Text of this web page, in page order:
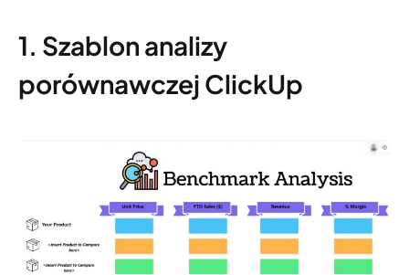
1. Szablon analizy
porównawczej ClickUp